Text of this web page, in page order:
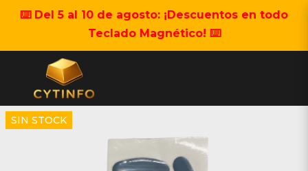
⌨️ Del 5 al 10 de agosto: ¡Descuentos en todo
Teclado Magnético! ⌨️
SIN STOCK